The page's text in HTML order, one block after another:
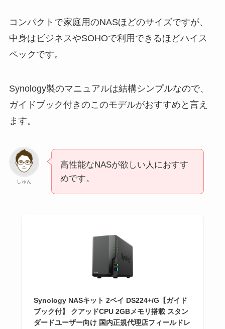
コンパクトで家庭用のNASほどのサイズですが、
中身はビジネスやSOHOで利用できるほどハイス
ペックです。
Synology製のマニュアルは結構シンプルなので、
ガイドブック付きのこのモデルがおすすめと言え
ます。
しゅん
高性能なNASが欲しい人におすす
めです。
Synology NASキット 2ベイ DS224+/G【ガイド
ブック付】 クアッドCPU 2GBメモリ搭載 スタン
ダードユーザー向け 国内正規代理店フィールドレ